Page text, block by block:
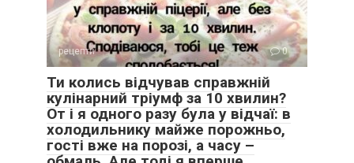
рецепти 0
Ти колись відчував справжній
кулінарний тріумф за 10 хвилин?
От і я одного разу була у відчаї: в
холодильнику майже порожньо,
гості вже на порозі, а часу –